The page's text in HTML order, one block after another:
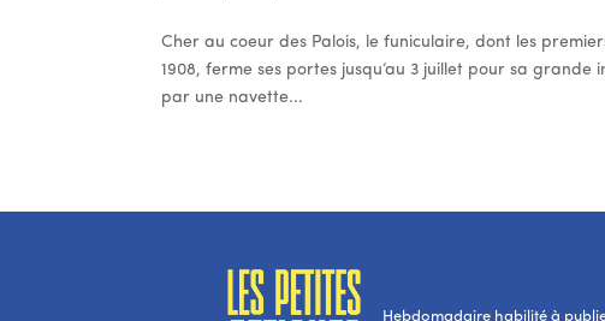
Cher au coeur des Palois, le funiculaire, dont les
1908, ferme ses portes jusqu’au 3 juillet pour sa
par une navette...
Hebdomadaire habilité à